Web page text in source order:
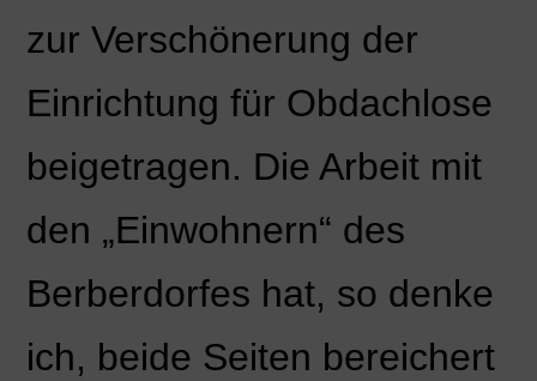
zur Verschönerung der
Einrichtung für Obdachlose
beigetragen. Die Arbeit mit
den „Einwohnern“ des
Berberdorfes hat, so denke
ich, beide Seiten bereichert